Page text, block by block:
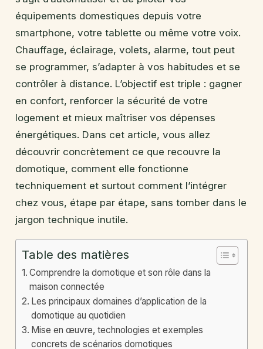
équipements domestiques depuis votre
smartphone, votre tablette ou même votre voix.
Chauffage, éclairage, volets, alarme, tout peut
se programmer, s’adapter à vos habitudes et se
contrôler à distance. L’objectif est triple : gagner
en confort, renforcer la sécurité de votre
logement et mieux maîtriser vos dépenses
énergétiques. Dans cet article, vous allez
découvrir concrètement ce que recouvre la
domotique, comment elle fonctionne
techniquement et surtout comment l’intégrer
chez vous, étape par étape, sans tomber dans le
jargon technique inutile.
Table des matières
Comprendre la domotique et son rôle dans la
maison connectée
Les principaux domaines d’application de la
domotique au quotidien
Mise en œuvre, technologies et exemples
concrets de scénarios domotiques